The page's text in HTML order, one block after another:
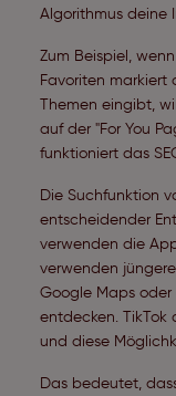
Algorithmus deine
Zum Beispiel,
Favoriten markiert
Themen eingibt,
auf der "For You
funktioniert das
Die Suchfunktion
entscheidender
verwenden die
verwenden
Google Maps
entdecken. TikTok
und diese
Das bedeutet,